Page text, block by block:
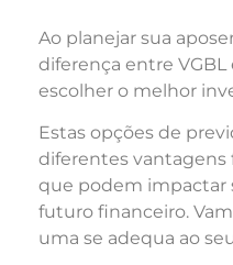
Ao planejar sua
diferença entre VGBL
escolher o melhor
Estas opções de
diferentes vantagens
que podem impactar
futuro financeiro.
uma se adequa ao